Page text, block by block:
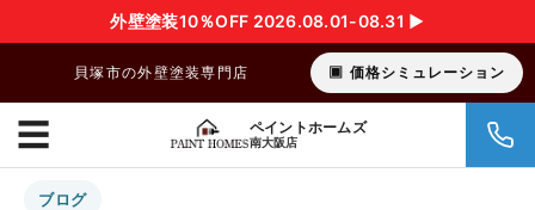
外壁塗装10％OFF 2026.08.01-08.31 ▶︎
貝塚市の外壁塗装専門店 価格シミュレーション
ペイントホームズ
南大阪店
☰
ブログ